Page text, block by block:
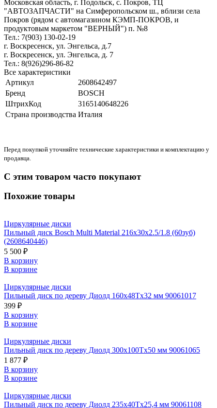
Московская область, г. Подольск, c. Покров, ТЦ
"АВТОЗАПЧАСТИ" на Симферопольском ш., вблизи села
Покров (рядом с автомагазином КЭМП-ПОКРОВ, и
продуктовым маркетом "ВЕРНЫЙ") п. №8
Тел.: 7(903) 130-02-19
г. Воскресенск, ул. Энгельса, д.7
г. Воскресенск, ул. Энгельса, д. 7
Тел.: 8(926)296-86-82
Все характеристики
Артикул
2608642497
Бренд
BOSCH
ШтрихКод
3165140648226
Страна производства Италия
Перед покупкой уточняйте технические характеристики и комплектацию у
продавца.
С этим товаром часто покупают
Похожие товары
Циркулярные диски
Пильный диск Bosch Multi Material 216x30x2.5/1.8 (60зуб)
(2608640446)
5 500 ₽
В корзину
В корзине
Циркулярные диски
Пильный диск по дереву Диолд 160x48Tx32 мм 90061017
399 ₽
В корзину
В корзине
Циркулярные диски
Пильный диск по дереву Диолд 300x100Tx50 мм 90061065
1 877 ₽
В корзину
В корзине
Циркулярные диски
Пильный диск по дереву Диолд 235x40Tx25,4 мм 90061108